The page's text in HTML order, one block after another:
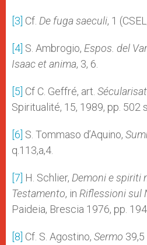
[3] Cf. De fuga saeculi, 1
[4] S. Ambrogio, Espos. del
Isaac et anima, 3, 6.
[5] Cf C. Geffré, art.
Spiritualité, 15, 1989, pp. 502 s.
[6] S. Tommaso d’Aquino,
q.113,a,4.
[7] H. Schlier, Demoni e spiriti
Testamento, in Riflessioni sul
Paideia, Brescia 1976, pp. 194
[8] Cf. S. Agostino, Sermo 39,5